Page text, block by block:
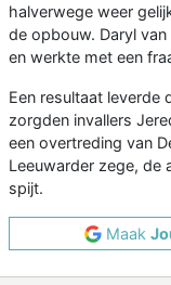
halverwege weer
de opbouw. Daryl
en werkte met een
Een resultaat leverde
zorgden invallers
een overtreding van
Leeuwarder zege, de
spijt.
Maak